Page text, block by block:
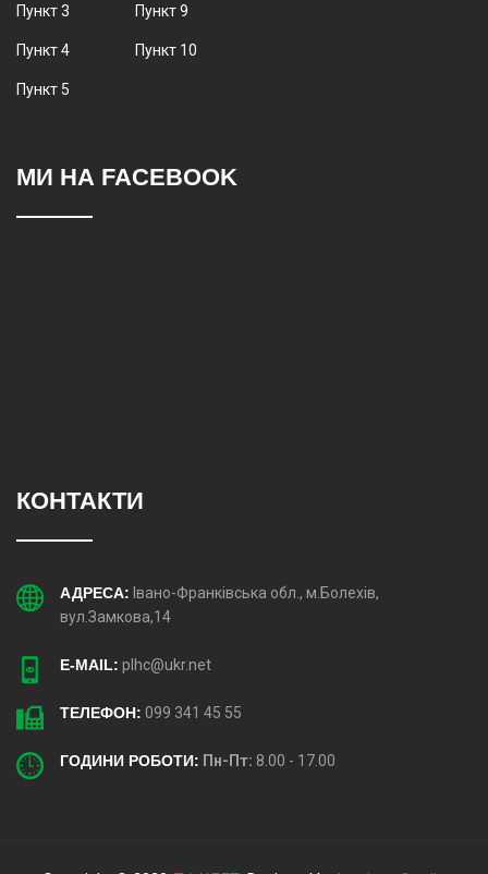
Пункт 3
Пункт 4
Пункт 5
Пункт 9
Пункт 10
МИ НА FACEBOOK
КОНТАКТИ
АДРЕСА: Івано-Франківська обл., м.Болехів,
вул.Замкова,14
E-MAIL: plhc@ukr.net
ТЕЛЕФОН: 099 341 45 55
ГОДИНИ РОБОТИ: Пн-Пт: 8.00 - 17.00